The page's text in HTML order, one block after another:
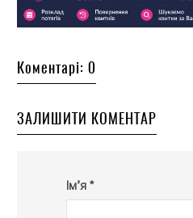
Коментарі: 0
ЗАЛИШИТИ КОМЕНТАР
Ім’я *